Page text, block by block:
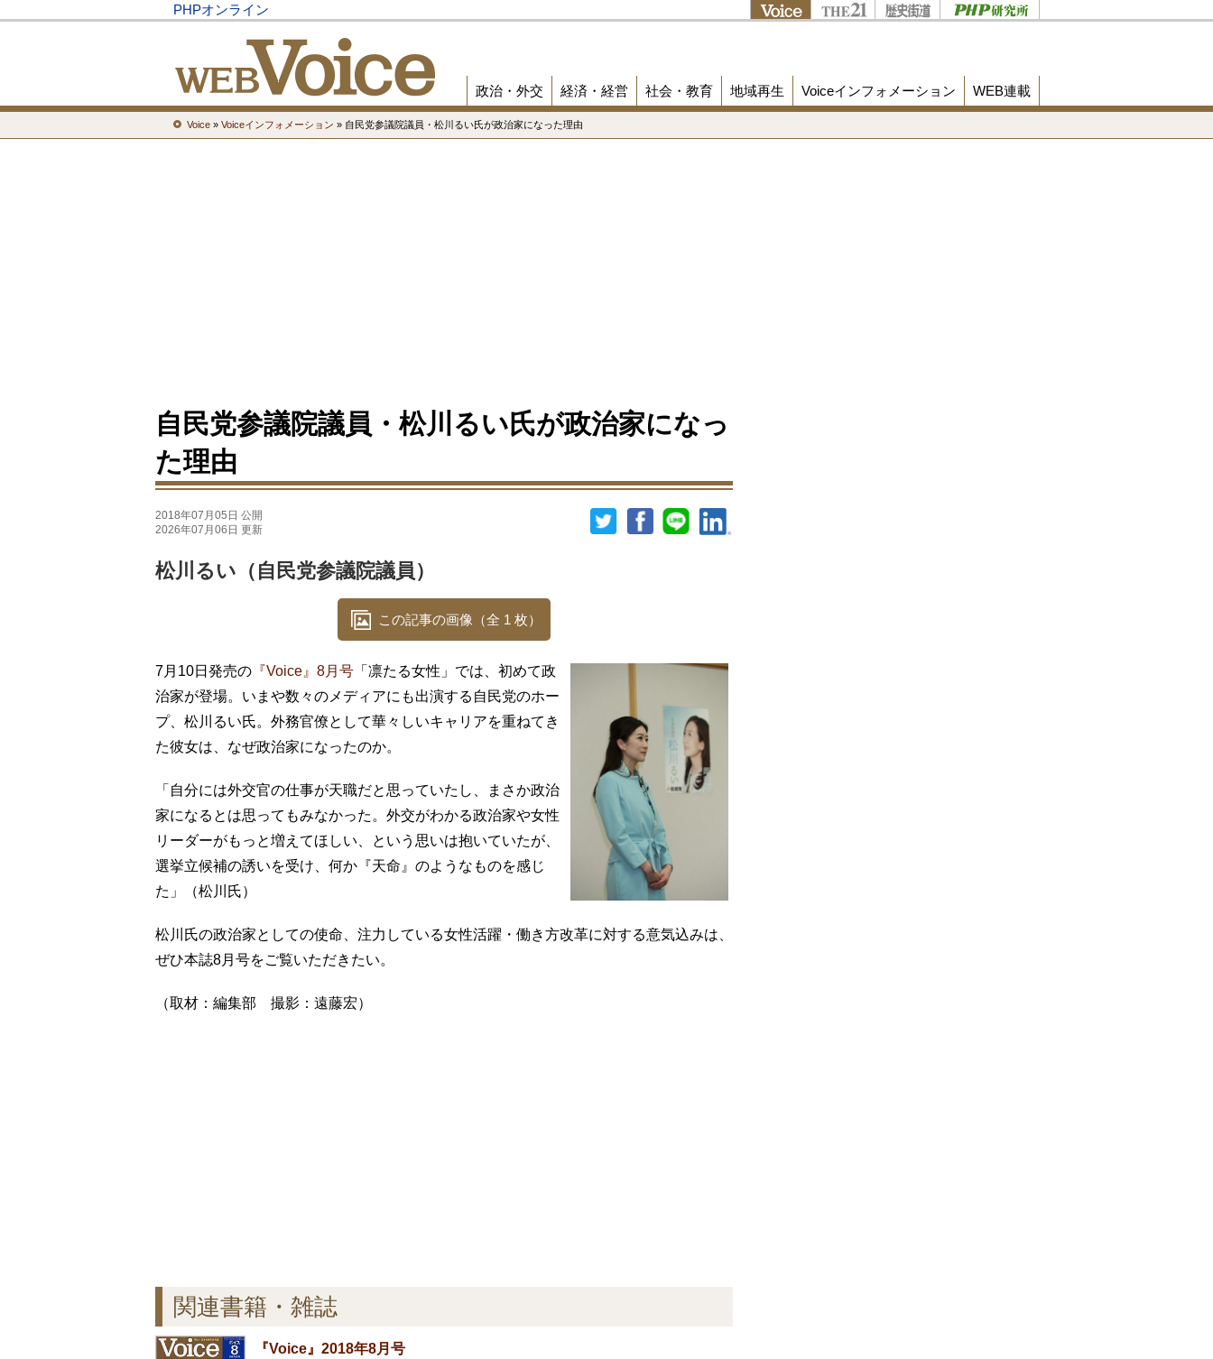
PHPオンライン
政治・外交 経済・経営 社会・教育 地域再生 Voiceインフォメーション WEB連載
Voice » Voiceインフォメーション » 自民党参議院議員・松川るい氏が政治家になった理由
自民党参議院議員・松川るい氏が政治家になっ
た理由
2018年07月05日 公開
2026年07月06日 更新
松川るい（自民党参議院議員）
この記事の画像（全 1 枚）
7月10日発売の 『Voice』8月号 「凛たる女性」では、初めて政
治家が登場。いまや数々のメディアにも出演する自民党のホー
プ、松川るい氏。外務官僚として華々しいキャリアを重ねてき
た彼女は、なぜ政治家になったのか。
「自分には外交官の仕事が天職だと思っていたし、まさか政治
家になるとは思ってもみなかった。外交がわかる政治家や女性
リーダーがもっと増えてほしい、という思いは抱いていたが、
選挙立候補の誘いを受け、何か『天命』のようなものを感じ
た」（松川氏）
松川氏の政治家としての使命、注力している女性活躍・働き方改革に対する意気込みは、
ぜひ本誌8月号をご覧いただきたい。
（取材：編集部 撮影：遠藤宏）
関連書籍・雑誌
『Voice』2018年8月号